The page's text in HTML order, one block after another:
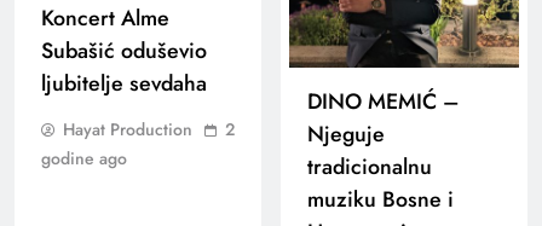
Koncert Alme
Subašić oduševio
ljubitelje sevdaha
Hayat Production
2
godine ago
DINO MEMIĆ –
Njeguje
tradicionalnu
muziku Bosne i